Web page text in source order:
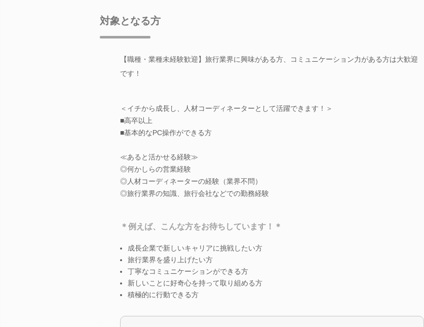
対象となる方
【職種・業種未経験歓迎】旅行業界に興味がある方、コミュニケーション力がある方は大歓迎
です！
＜イチから成長し、人材コーディネーターとして活躍できます！＞
■高卒以上
■基本的なPC操作ができる方
≪あると活かせる経験≫
◎何かしらの営業経験
◎人材コーディネーターの経験（業界不問）
◎旅行業界の知識、旅行会社などでの勤務経験
＊例えば、こんな方をお待ちしています！＊
成長企業で新しいキャリアに挑戦したい方
旅行業界を盛り上げたい方
丁寧なコミュニケーションができる方
新しいことに好奇心を持って取り組める方
積極的に行動できる方